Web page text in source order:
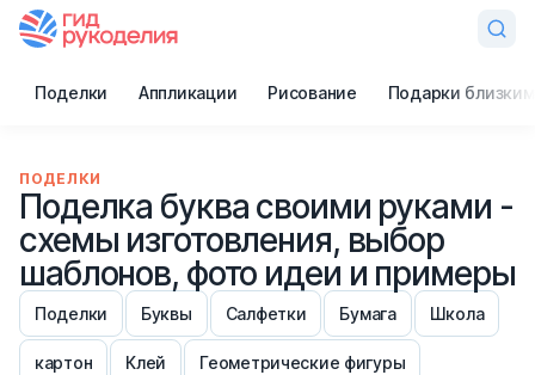
Поделки Аппликации Рисование Подарки близким
ПОДЕЛКИ
Поделка буква своими руками -
схемы изготовления, выбор
шаблонов, фото идеи и примеры
Поделки Буквы Салфетки Бумага Школа
картон Клей Геометрические фигуры